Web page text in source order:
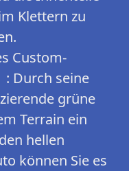
Klettern zu
Custom-
: Durch seine
grüne
Terrain ein
hellen
können Sie es